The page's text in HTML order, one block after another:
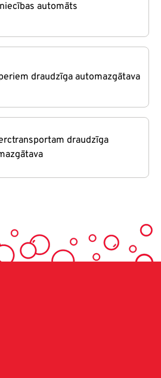
automāts
draudzīga automazgātava
draudzīga